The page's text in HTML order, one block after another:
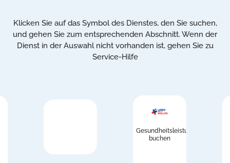
Klicken Sie auf das Symbol des Dienstes, den Sie suchen,
und gehen Sie zum entsprechenden Abschnitt. Wenn der
Dienst in der Auswahl nicht vorhanden ist, gehen Sie zu
Service-Hilfe
Gesundheitsleistungen
buchen